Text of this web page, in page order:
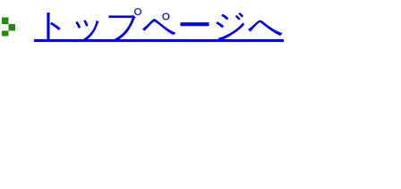
トップページへ